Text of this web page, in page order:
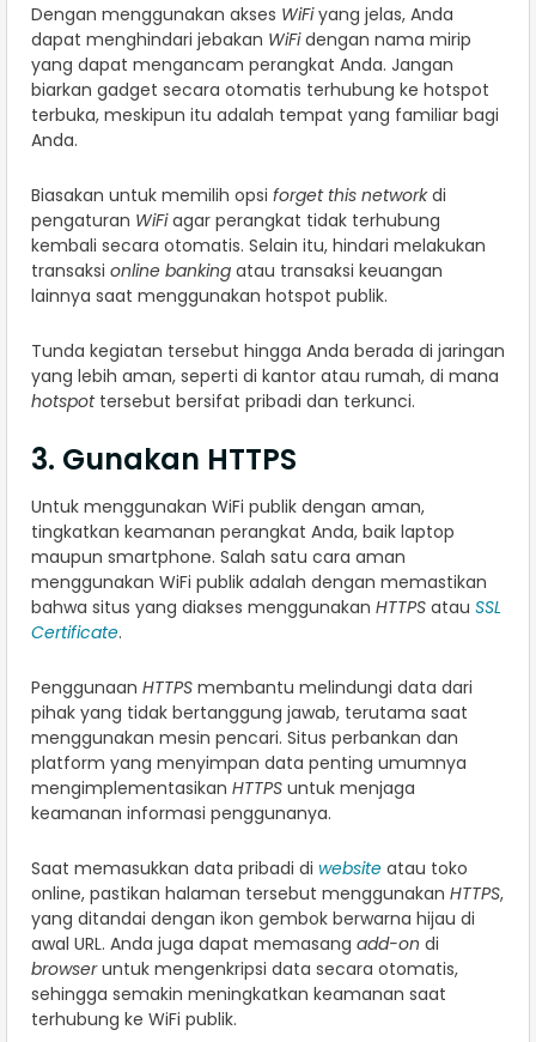
Dengan menggunakan akses WiFiyang jelas, Anda
dapat menghindari jebakan WiFidengan nama mirip
yang dapat mengancam perangkat Anda. Jangan
biarkan gadget secara otomatis terhubung ke hotspot
terbuka, meskipun itu adalah tempat yang familiar bagi
Anda.
Biasakan untuk memilih opsi forget this networkdi
pengaturan WiFiagar perangkat tidak terhubung
kembali secara otomatis. Selain itu, hindari melakukan
transaksi online banking atau transaksi keuangan
lainnya saat menggunakan hotspot publik.
Tunda kegiatan tersebut hingga Anda berada di jaringan
yang lebih aman, seperti di kantor atau rumah, di mana
hotspottersebut bersifat pribadi dan terkunci.
3. Gunakan HTTPS
Untuk menggunakan WiFi publik dengan aman,
tingkatkan keamanan perangkat Anda, baik laptop
maupun smartphone. Salah satu cara aman
menggunakan WiFi publik adalah dengan memastikan
bahwa situs yang diakses menggunakan HTTPS atau SSL
Certificate.
Penggunaan HTTPS membantu melindungi data dari
pihak yang tidak bertanggung jawab, terutama saat
menggunakan mesin pencari. Situs perbankan dan
platform yang menyimpan data penting umumnya
mengimplementasikan HTTPS untuk menjaga
keamanan informasi penggunanya.
Saat memasukkan data pribadi di website atau toko
online, pastikan halaman tersebut menggunakan HTTPS,
yang ditandai dengan ikon gembok berwarna hijau di
awal URL. Anda juga dapat memasang add-on di
browseruntuk mengenkripsi data secara otomatis,
sehingga semakin meningkatkan keamanan saat
terhubung ke WiFi publik.